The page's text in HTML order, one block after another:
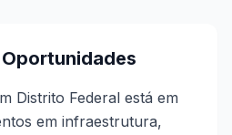
Distrito Federal está em
em infraestrutura,